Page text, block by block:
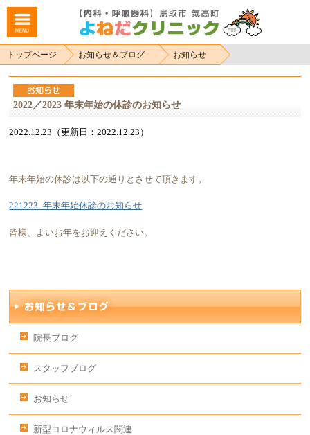
トップページ お知らせ＆ブログ お知らせ
2022／2023 年末年始の休診のお知らせ
2022.12.23（更新日：2022.12.23）
年末年始の休診は以下の通りとさせて頂きます。
221223_年末年始休診のお知らせ
皆様、よいお年をお迎えください。
院長ブログ
スタッフブログ
お知らせ
新型コロナウィルス関連